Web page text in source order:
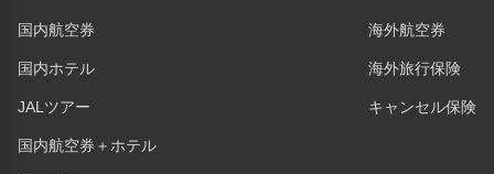
国内航空券
国内ホテル
JALツアー
国内航空券＋ホテル
海外航空券
海外旅行保険
キャンセル保険